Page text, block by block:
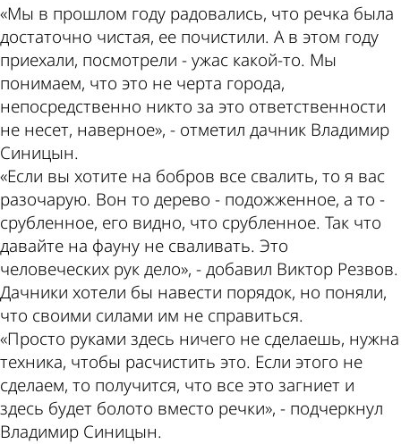
«Мы в прошлом году радовались, что речка была
достаточно чистая, ее почистили. А в этом году
приехали, посмотрели - ужас какой-то. Мы
понимаем, что это не черта города,
непосредственно никто за это ответственности
не несет, наверное», - отметил дачник Владимир
Синицын.
«Если вы хотите на бобров все свалить, то я вас
разочарую. Вон то дерево - подожженное, а то -
срубленное, его видно, что срубленное. Так что
давайте на фауну не сваливать. Это
человеческих рук дело», - добавил Виктор Резвов.
Дачники хотели бы навести порядок, но поняли,
что своими силами им не справиться.
«Просто руками здесь ничего не сделаешь, нужна
техника, чтобы расчистить это. Если этого не
сделаем, то получится, что все это загниет и
здесь будет болото вместо речки», - подчеркнул
Владимир Синицын.